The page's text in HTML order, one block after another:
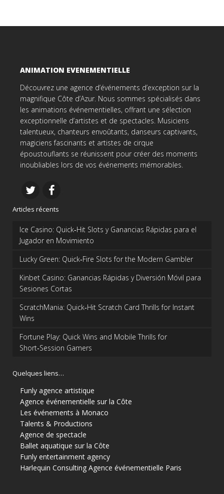
ANIMATION EVENEMENTIELLE
Découvrez une agence d’événements d’exception sur la
magnifique Côte d’Azur. Nous sommes spécialisés dans
les animations événementielles, offrant une sélection
exceptionnelle d’artistes et de spectacles. Musiciens
talentueux, chanteurs envoûtants, danseurs captivants,
magiciens fascinants et artistes de cirque
époustouflants se réunissent pour créer des moments
inoubliables lors de vos événements mémorables.
Articles récents
Ice Casino: Quick‑Hit Slots y Ganancias Rápidas para el
Jugador en Movimiento
Lucky Green: Quick‑Fire Slots for the Modern Gambler
Kinbet Casino: Ganancias Rápidas y Diversión Móvil para
Sesiones Cortas
ScratchMania: Quick‑Hit Scratch Card Thrills for Instant
Wins
Fortune Play: Quick Wins and Mobile Thrills for
Short‑Session Gamers
Quelques liens…
Funly agence artistique
Agence événementielle sur la Côte
Les événements à Monaco
Talents & Productions
Agence de spectacle
Ballet aquatique sur la Côte
Funly entertainment agency
Harlequin Consulting Agence événementielle Paris